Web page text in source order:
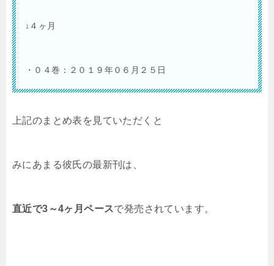
↓４ヶ月
・０４巻：２０１９年０６月２５日
上記のまとめ表を見ていただくと
みにあまる彼氏の最新刊は、
直近で3～4ヶ月ペースで発売されています。